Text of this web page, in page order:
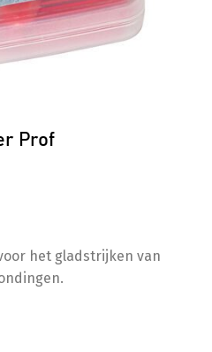
Prof
het gladstrijken van